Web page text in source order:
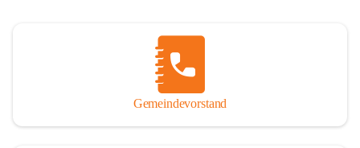
Gemeindevorstand